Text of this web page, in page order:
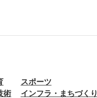
スポーツ
術
インフラ・まちづくり